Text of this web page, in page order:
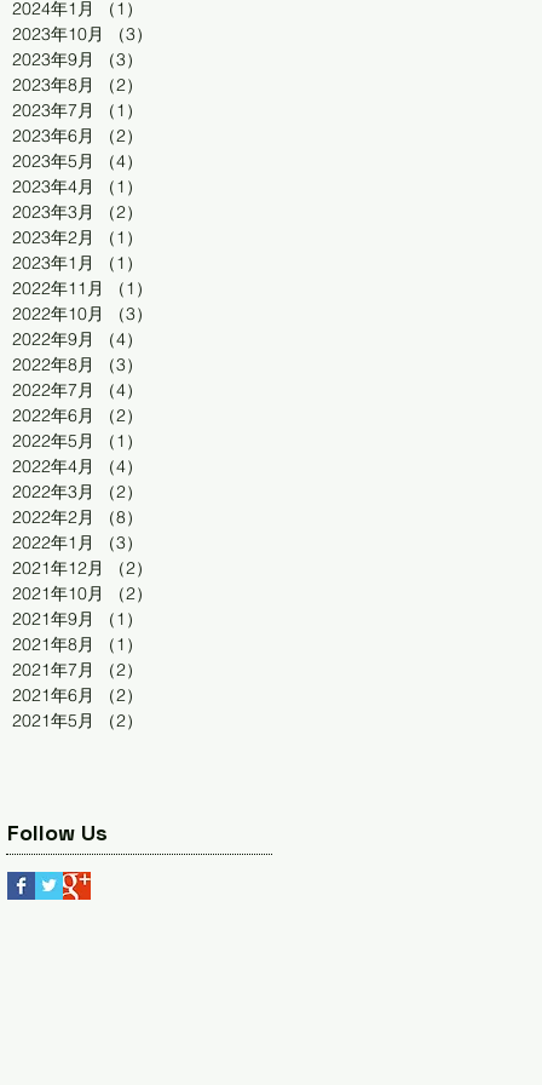
2024年1月
（1）
2023年10月
（3）
2023年9月
（3）
2023年8月
（2）
2023年7月
（1）
2023年6月
（2）
2023年5月
（4）
2023年4月
（1）
2023年3月
（2）
2023年2月
（1）
2023年1月
（1）
2022年11月
（1）
2022年10月
（3）
2022年9月
（4）
2022年8月
（3）
2022年7月
（4）
2022年6月
（2）
2022年5月
（1）
2022年4月
（4）
2022年3月
（2）
2022年2月
（8）
2022年1月
（3）
2021年12月
（2）
2021年10月
（2）
2021年9月
（1）
2021年8月
（1）
2021年7月
（2）
2021年6月
（2）
2021年5月
（2）
Follow Us